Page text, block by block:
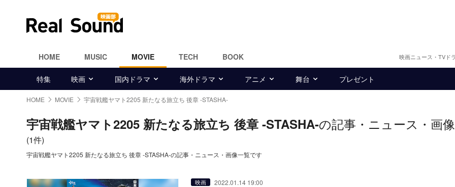
HOME MUSIC MOVIE TECH BOOK 映画ニュース・TVド
特集 映画 国内ドラマ 海外ドラマ アニメ 舞台 プレゼント
HOME MOVIE 宇宙戦艦ヤマト2205 新たなる旅立ち 後章 -STASHA-
宇宙戦艦ヤマト2205 新たなる旅立ち 後章 -STASHA-の記事・ニュース・画
(1件)
宇宙戦艦ヤマト2205 新たなる旅立ち 後章 -STASHA-の記事・ニュース・画像一覧です
映画 2022.01.14 19:00